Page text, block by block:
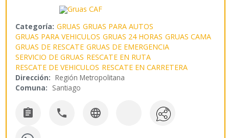
Categoría: GRUAS GRUAS PARA AUTOS
GRUAS PARA VEHICULOS GRUAS 24 HORAS GRUAS CAMA
GRUAS DE RESCATE GRUAS DE EMERGENCIA
SERVICIO DE GRUAS RESCATE EN RUTA
RESCATE DE VEHICULOS RESCATE EN CARRETERA
Dirección: Región Metropolitana
Comuna: Santiago
  